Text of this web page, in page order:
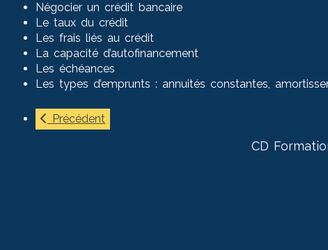
Négocier un crédit bancaire
Le taux du crédit
Les frais liés au crédit
La capacité d’autofinancement
Les échéances
Les types d’emprunts : annuités constantes,
Précédent
CD